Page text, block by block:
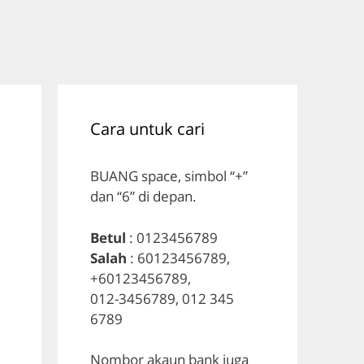
Cara untuk cari
BUANG space, simbol “+”
dan “6” di depan.
Betul : 0123456789
Salah : 60123456789,
+60123456789,
012-3456789, 012 345
6789
Nombor akaun bank juga